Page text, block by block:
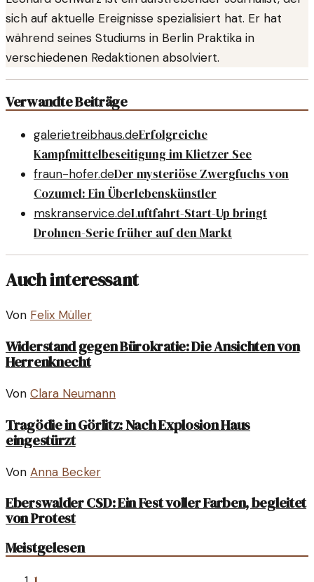
sich auf aktuelle Ereignisse spezialisiert hat. Er hat
während seines Studiums in Berlin Praktika in
verschiedenen Redaktionen absolviert.
Verwandte Beiträge
galerietreibhaus.deErfolgreiche
Kampfmittelbeseitigung im Klietzer See
fraun-hofer.deDer mysteriöse Zwergfuchs von
Cozumel: Ein Überlebenskünstler
mskranservice.deLuftfahrt-Start-Up bringt
Drohnen-Serie früher auf den Markt
Auch interessant
Von Felix Müller
Widerstand gegen Bürokratie: Die Ansichten von
Herrenknecht
Von Clara Neumann
Tragödie in Görlitz: Nach Explosion Haus
eingestürzt
Von Anna Becker
Eberswalder CSD: Ein Fest voller Farben, begleitet
von Protest
Meistgelesen